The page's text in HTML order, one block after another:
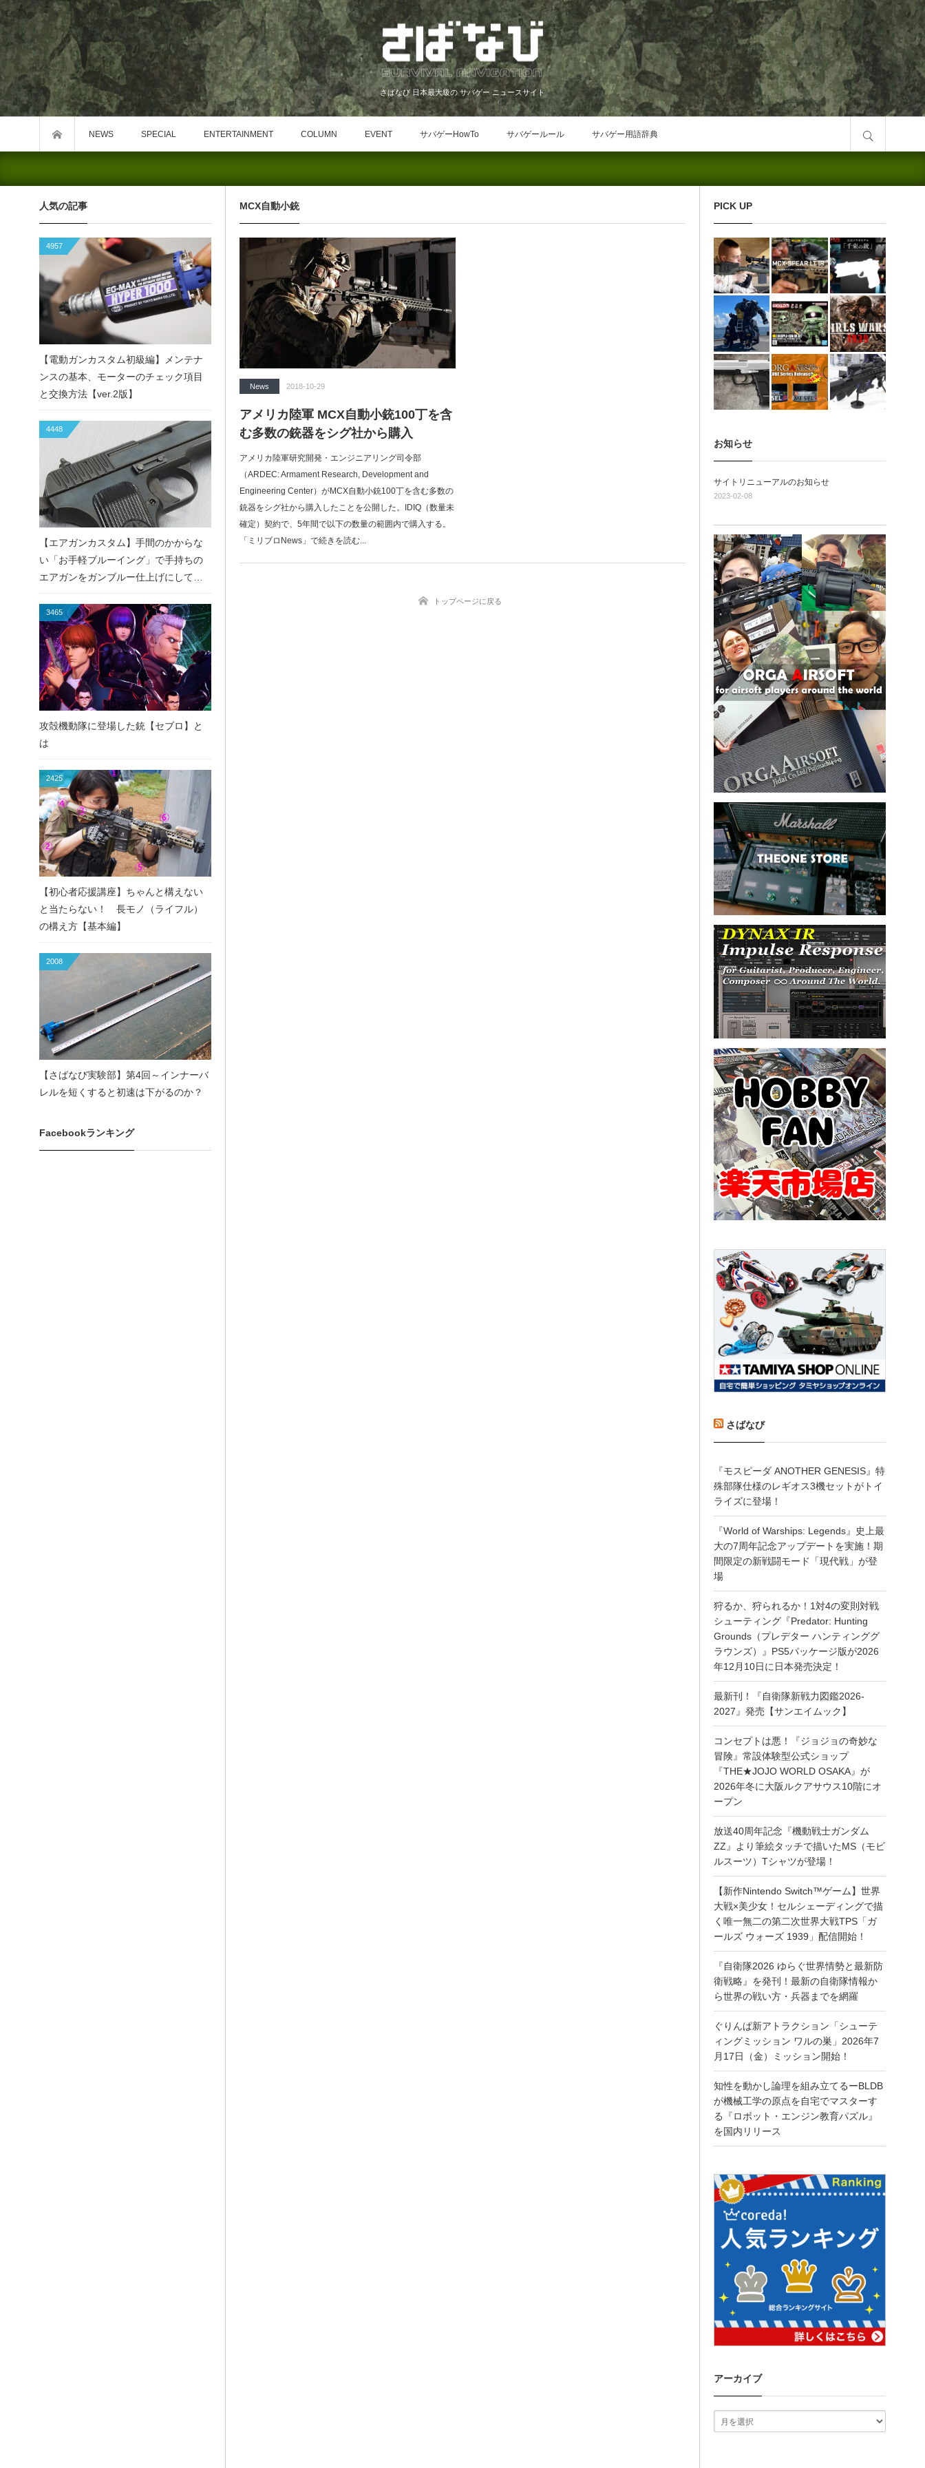
さばなび 日本最大級の サバゲー ニュースサイト
NEWS SPECIAL ENTERTAINMENT COLUMN EVENT サバゲーHowTo サバゲールール サバゲー用語辞典
MCX自動小銃
News 2018-10-29
アメリカ陸軍 MCX自動小銃100丁を含
む多数の銃器をシグ社から購入
アメリカ陸軍研究開発・エンジニアリング司令部
（ARDEC: Armament Research, Development and
Engineering Center）がMCX自動小銃100丁を含む多数の
銃器をシグ社から購入したことを公開した。IDIQ（数量未
確定）契約で、5年間で以下の数量の範囲内で購入する。
「ミリブロNews」で続きを読む...
トップページに戻る
人気の記事
4957
【電動ガンカスタム初級編】メンテナ
ンスの基本、モーターのチェック項目
と交換方法【ver.2版】
4448
【エアガンカスタム】手間のかからな
い「お手軽ブルーイング」で手持ちの
エアガンをガンブルー仕上げにしてみ
3465
攻殻機動隊に登場した銃【セブロ】と
は
2425
【初心者応援講座】ちゃんと構えない
と当たらない！ 長モノ（ライフル）
の構え方【基本編】
2008
【さばなび実験部】第4回～インナーバ
レルを短くすると初速は下がるのか？
Facebookランキング
PICK UP
お知らせ
サイトリニューアルのお知らせ
2023-02-08
さばなび
『モスピーダ ANOTHER GENESIS』特
殊部隊仕様のレギオス3機セットがトイ
ライズに登場！
『World of Warships: Legends』史上最
大の7周年記念アップデートを実施！期
間限定の新戦闘モード「現代戦」が登
場
狩るか、狩られるか！1対4の変則対戦
シューティング『Predator: Hunting
Grounds（プレデター ハンティンググ
ラウンズ）』PS5パッケージ版が2026
年12月10日に日本発売決定！
最新刊！『自衛隊新戦力図鑑2026-
2027』発売【サンエイムック】
コンセプトは悪！『ジョジョの奇妙な
冒険』常設体験型公式ショップ
『THE★JOJO WORLD OSAKA』が
2026年冬に大阪ルクアサウス10階にオ
ープン
放送40周年記念『機動戦士ガンダム
ZZ』より筆絵タッチで描いたMS（モビ
ルスーツ）Tシャツが登場！
【新作Nintendo Switch™ゲーム】世界
大戦×美少女！セルシェーディングで描
く唯一無二の第二次世界大戦TPS「ガ
ールズ ウォーズ 1939」配信開始！
『自衛隊2026 ゆらぐ世界情勢と最新防
衛戦略』を発刊！最新の自衛隊情報か
ら世界の戦い方・兵器までを網羅
ぐりんぱ新アトラクション「シューテ
ィングミッション ワルの巣」2026年7
月17日（金）ミッション開始！
知性を動かし論理を組み立てるーBLDB
が機械工学の原点を自宅でマスターす
る『ロボット・エンジン教育パズル』
を国内リリース
アーカイブ